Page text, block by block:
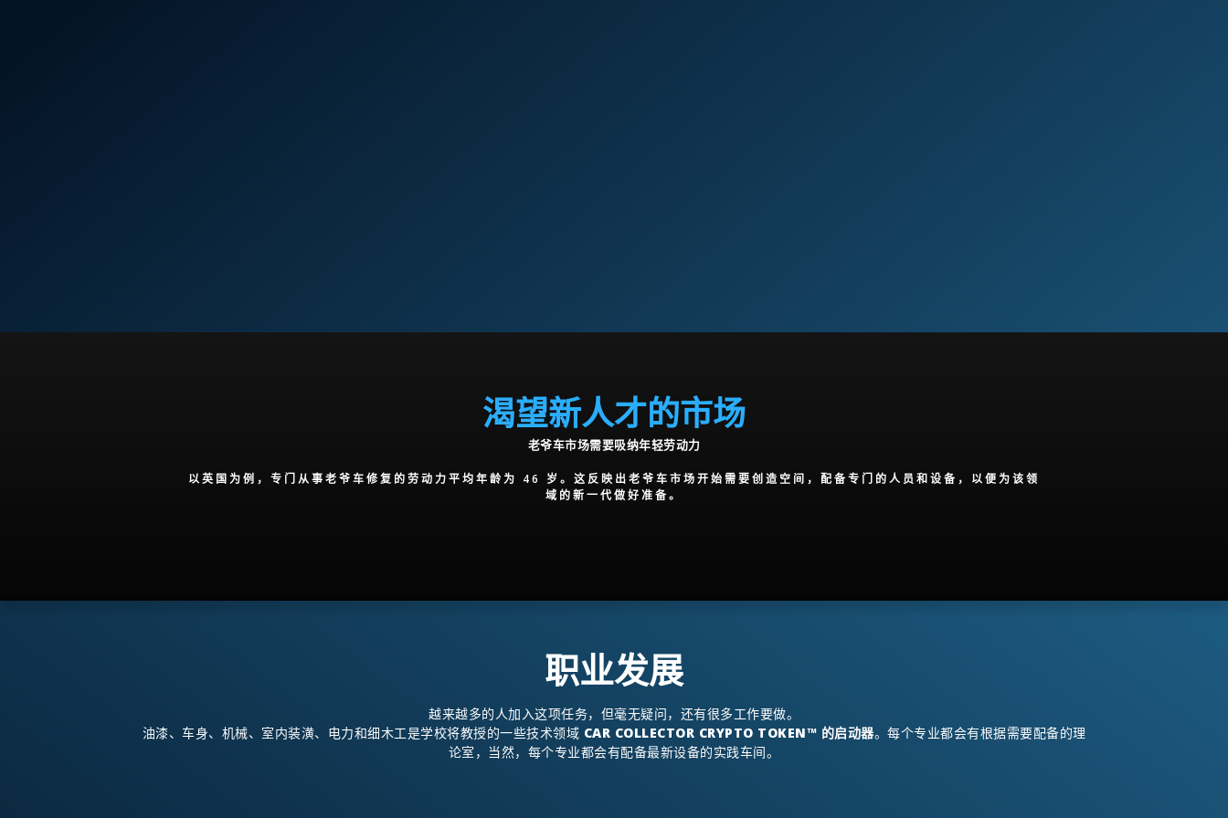
渴望新人才的市场
老爷车市场需要吸纳年轻劳动力
以英国为例，专门从事老爷车修复的劳动力平均年龄为 46 岁。这反映出老爷车市场开始需要创造空间，配备专门的人员和设备，以便为该领
域的新一代做好准备。
职业发展
越来越多的人加入这项任务，但毫无疑问，还有很多工作要做。
油漆、车身、机械、室内装潢、电力和细木工是学校将教授的一些技术领域 CAR COLLECTOR CRYPTO TOKEN™ 的启动器。每个专业都会有根据需要配备的理
论室，当然，每个专业都会有配备最新设备的实践车间。